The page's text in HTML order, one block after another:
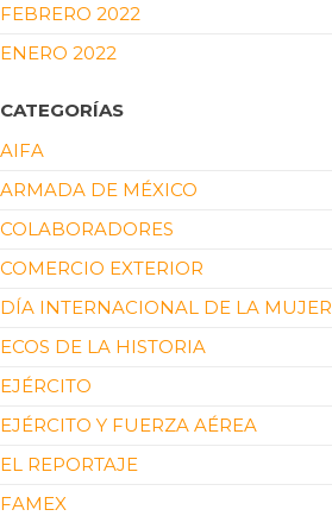
FEBRERO 2022
ENERO 2022
CATEGORÍAS
AIFA
ARMADA DE MÉXICO
COLABORADORES
COMERCIO EXTERIOR
DÍA INTERNACIONAL DE LA MUJER
ECOS DE LA HISTORIA
EJÉRCITO
EJÉRCITO Y FUERZA AÉREA
EL REPORTAJE
FAMEX